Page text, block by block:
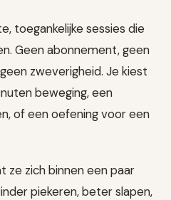
toegankelijke sessies die
Geen abonnement, geen
zweverigheid. Je kiest
beweging, een
of een oefening voor een
ze zich binnen een paar
piekeren, beter slapen,